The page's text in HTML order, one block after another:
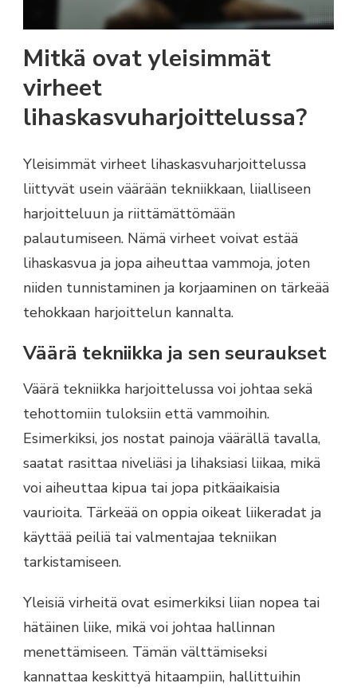
Mitkä ovat yleisimmät
virheet
lihaskasvuharjoittelussa?
Yleisimmät virheet lihaskasvuharjoittelussa
liittyvät usein väärään tekniikkaan, liialliseen
harjoitteluun ja riittämättömään
palautumiseen. Nämä virheet voivat estää
lihaskasvua ja jopa aiheuttaa vammoja, joten
niiden tunnistaminen ja korjaaminen on tärkeää
tehokkaan harjoittelun kannalta.
Väärä tekniikka ja sen seuraukset
Väärä tekniikka harjoittelussa voi johtaa sekä
tehottomiin tuloksiin että vammoihin.
Esimerkiksi, jos nostat painoja väärällä tavalla,
saatat rasittaa niveliäsi ja lihaksiasi liikaa, mikä
voi aiheuttaa kipua tai jopa pitkäaikaisia
vaurioita. Tärkeää on oppia oikeat liikeradat ja
käyttää peiliä tai valmentajaa tekniikan
tarkistamiseen.
Yleisiä virheitä ovat esimerkiksi liian nopea tai
hätäinen liike, mikä voi johtaa hallinnan
menettämiseen. Tämän välttämiseksi
kannattaa keskittyä hitaampiin, hallittuihin